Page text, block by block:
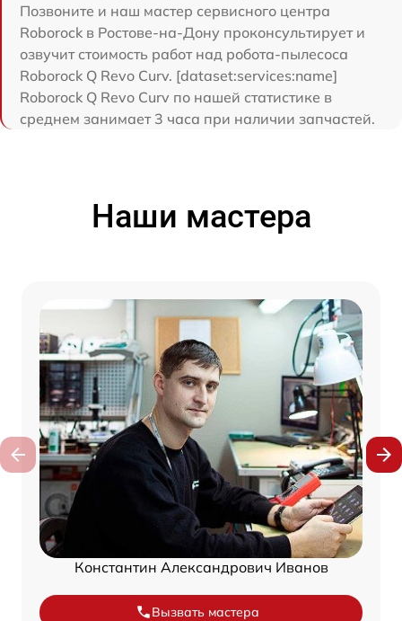
Позвоните и наш мастер сервисного центра
Roborock в Ростове-на-Дону проконсультирует и
озвучит стоимость работ над робота-пылесоса
Roborock Q Revo Curv. [dataset:services:name]
Roborock Q Revo Curv по нашей статистике в
среднем занимает 3 часа при наличии запчастей.
Наши мастера
Константин Александрович Иванов
Вызвать мастера